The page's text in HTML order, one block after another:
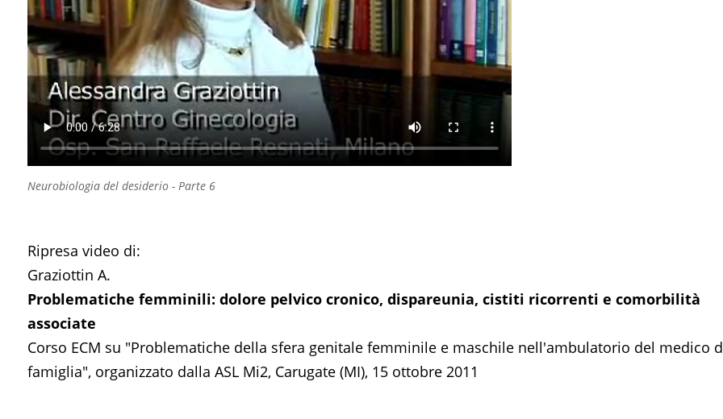
Neurobiologia del desiderio - Parte 6
Ripresa video di:
Graziottin A.
Problematiche femminili: dolore pelvico cronico, dispareunia, cistiti ricorrenti e comorbilità
associate
Corso ECM su "Problematiche della sfera genitale femminile e maschile nell'ambulatorio del medico
famiglia", organizzato dalla ASL Mi2, Carugate (MI), 15 ottobre 2011